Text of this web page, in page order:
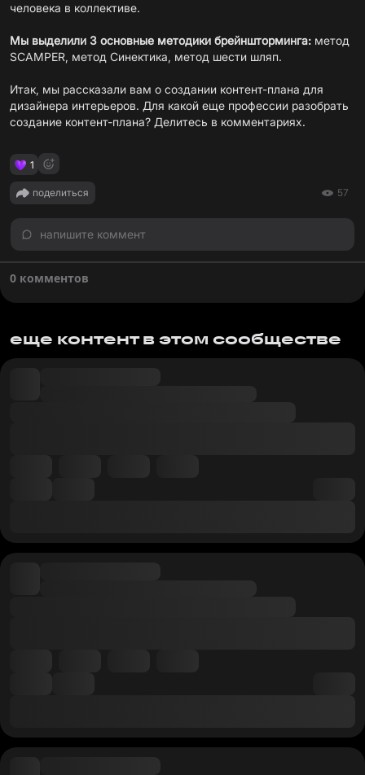
человека в коллективе.
Мы выделили 3 основные методики брейншторминга: метод
SCAMPER, метод Синектика, метод шести шляп.
Итак, мы рассказали вам о создании контент-плана для
дизайнера интерьеров. Для какой еще профессии разобрать
создание контент-плана? Делитесь в комментариях.
1
поделиться 57
напишите коммент
0 комментов
еще контент в этом сообществе